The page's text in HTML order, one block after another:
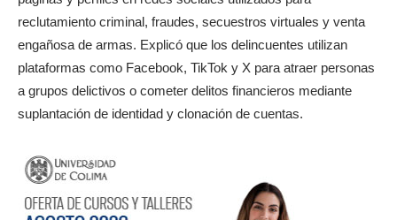
reclutamiento criminal, fraudes, secuestros virtuales y venta
engañosa de armas. Explicó que los delincuentes utilizan
plataformas como Facebook, TikTok y X para atraer personas
a grupos delictivos o cometer delitos financieros mediante
suplantación de identidad y clonación de cuentas.